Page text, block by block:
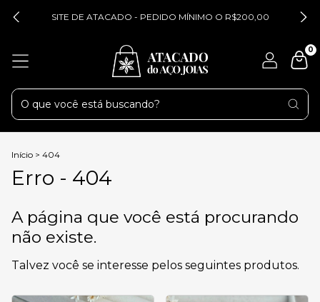
SITE DE ATACADO - PEDIDO MÍNIMO O R$200,00
0
Início > 404
Erro - 404
A página que você está procurando
não existe.
Talvez você se interesse pelos seguintes produtos.